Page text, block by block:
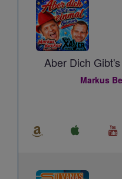
Aber Dich
Markus